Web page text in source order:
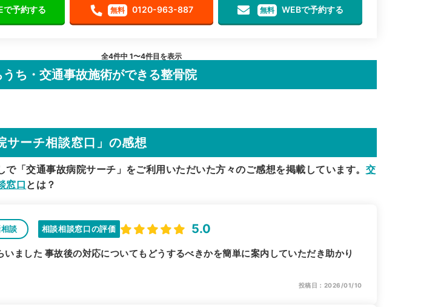
で予約する 無料 0120-963-887 無料 WEBで予約する
全4件中 1〜4件目を表示
ち・交通事故施術ができる整骨院
サーチ相談窓口」の感想
で「交通事故病院サーチ」をご利用いただいた方々のご感想を掲載しています。 交
窓口とは？
談 相談相談窓口の評価 5.0
いました 事故後の対応についてもどうするべきかを簡単に案内していただき助かり
投稿日：2026/01/10